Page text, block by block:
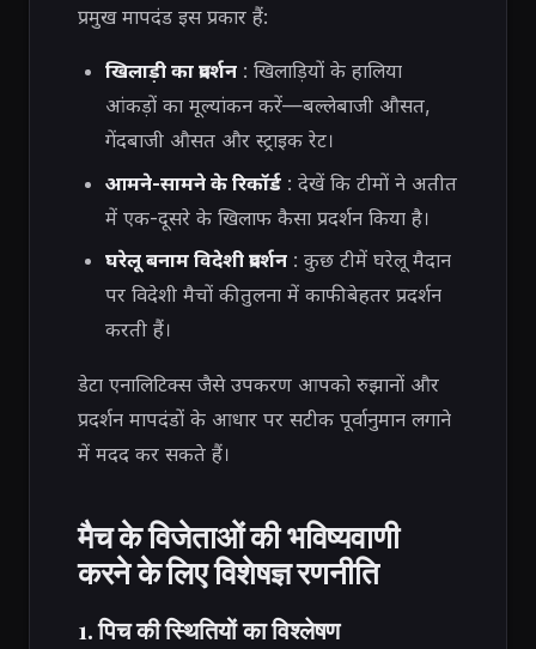
प्रमुख मापदंड इस प्रकार हैं:
खिलाड़ी का प्रदर्शन: खिलाड़ियों के हालिया
आंकड़ों का मूल्यांकन करें—बल्लेबाजी औसत,
गेंदबाजी औसत और स्ट्राइक रेट।
आमने-सामने के रिकॉर्ड: देखें कि टीमों ने अतीत
में एक-दूसरे के खिलाफ कैसा प्रदर्शन किया है।
घरेलू बनाम विदेशी प्रदर्शन: कुछ टीमें घरेलू मैदान
पर विदेशी मैचों की तुलना में काफी बेहतर प्रदर्शन
करती हैं।
डेटा एनालिटिक्स जैसे उपकरण आपको रुझानों और
प्रदर्शन मापदंडों के आधार पर सटीक पूर्वानुमान लगाने
में मदद कर सकते हैं।
मैच के विजेताओं की भविष्यवाणी
करने के लिए विशेषज्ञ रणनीति
1. पिच की स्थितियों का विश्लेषण